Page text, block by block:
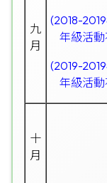
九
月
(2018-
年級活
(2019-
年級活
十
月